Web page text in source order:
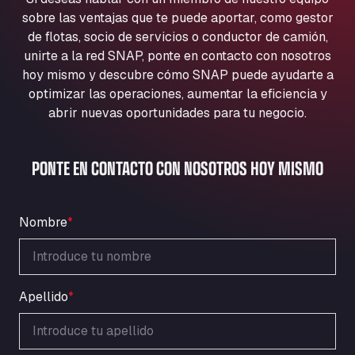
Aqua Ariva GmbH
Marie-Curie-Straße 24, 68219
Aral Autohof Bockel
An der Autobahn 1, 27404
ARAL Autohof Bockenem
Oppelner Str. 1, 31167
Nellinger Str. 24, 89188
ARAL Autohof Preis
ARAL Tankstelle - XXL Truckwash.de
GmbH
Obernburger Str. 127, 63811
Ardleigh South Services
a120 westbound, CO77SL
Area 47 Hermanos Rico
Autovia A4 km 47, 28300
sobre las ventajas que te puede aportar, como gestor
de flotas, socio de servicios o conductor de camión,
unirte a la red SNAP, ponte en contacto con nosotros
hoy mismo y descubre cómo SNAP puede ayudarte a
optimizar las operaciones, aumentar la eficiencia y
abrir nuevas oportunidades para tu negocio.
PONTE EN CONTACTO CON NOSOTROS HOY MISMO
Nombre*
Apellido*